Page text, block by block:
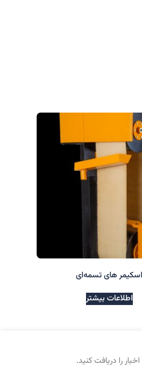
اسکیمر های تسمه‌ای
اطلاعات بیشتر
را دریافت کنید.